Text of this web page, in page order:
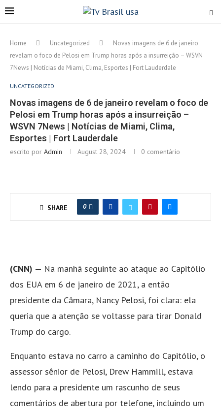
Home Uncategorized
Novas imagens de 6 de janeiro
revelam o foco de Pelosi em Trump horas após a insurreição – WSVN
7News | Notícias de Miami, Clima, Esportes | Fort Lauderdale
UNCATEGORIZED
Novas imagens de 6 de janeiro revelam o foco de
Pelosi em Trump horas após a insurreição –
WSVN 7News | Notícias de Miami, Clima,
Esportes | Fort Lauderdale
escrito por Admin August 28, 2024 0 comentário
SHARE 0
(CNN) — Na manhã seguinte ao ataque ao Capitólio
dos EUA em 6 de janeiro de 2021, a então
presidente da Câmara, Nancy Pelosi, foi clara: ela
queria que a atenção se voltasse para tirar Donald
Trump do cargo.
Enquanto estava no carro a caminho do Capitólio, o
assessor sênior de Pelosi, Drew Hammill, estava
lendo para a presidente um rascunho de seus
comentários de abertura por telefone, incluindo um